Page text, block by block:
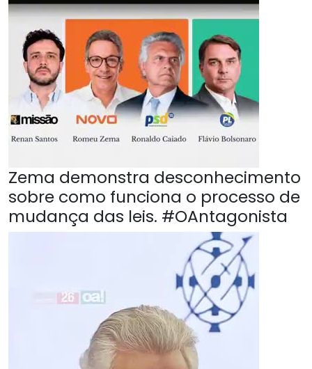
Zema demonstra desconhecimento
sobre como funciona o processo de
mudança das leis. #OAntagonista